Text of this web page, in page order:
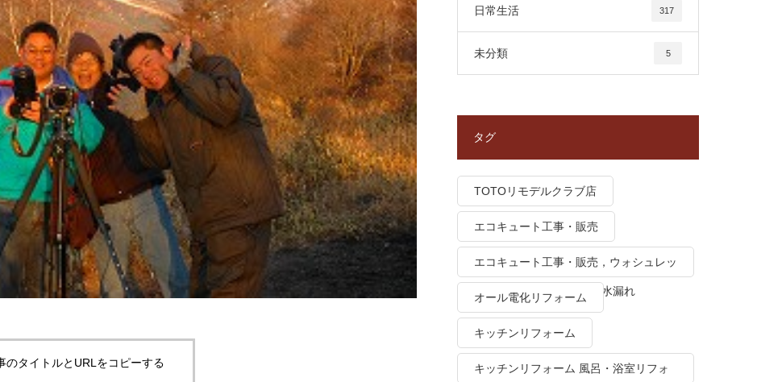
のタイトルとURLをコピーする
日常生活 317
未分類 5
タグ
TOTOリモデルクラブ店
エコキュート工事・販売
エコキュート工事・販売，ウォシュレッ
ト トイレつまり、トイレ水漏れ
オール電化リフォーム
キッチンリフォーム
キッチンリフォーム 風呂・浴室リフォ